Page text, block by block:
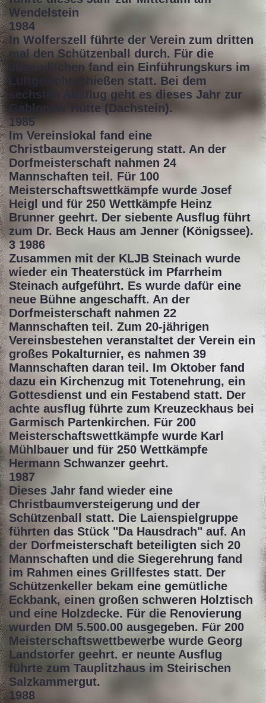
Wendelstein
1984
In Wolferszell führte der Verein zum dritten
mal den Schützenball durch. Für die
Jugendlichen fand ein Einführungskurs im
Luftgewehrschießen statt. Bei dem
sechsten Ausflug geht es dieses Jahr zur
Gablonzer Hütte (Dachstein).
1985
Im Vereinslokal fand eine
Christbaumversteigerung statt. An der
Dorfmeisterschaft nahmen 24
Mannschaften teil. Für 100
Meisterschaftswettkämpfe wurde Josef
Heigl und für 250 Wettkämpfe Heinz
Brunner geehrt. Der siebente Ausflug führt
zum Dr. Beck Haus am Jenner (Königssee).
3 1986
Zusammen mit der KLJB Steinach wurde
wieder ein Theaterstück im Pfarrheim
Steinach aufgeführt. Es wurde dafür eine
neue Bühne angeschafft. An der
Dorfmeisterschaft nahmen 22
Mannschaften teil. Zum 20-jährigen
Vereinsbestehen veranstaltet der Verein ein
großes Pokalturnier, es nahmen 39
Mannschaften daran teil. Im Oktober fand
dazu ein Kirchenzug mit Totenehrung, ein
Gottesdienst und ein Festabend statt. Der
achte ausflug führte zum Kreuzeckhaus bei
Garmisch Partenkirchen. Für 200
Meisterschaftswettkämpfe wurde Karl
Mühlbauer und für 250 Wettkämpfe
Hermann Schwanzer geehrt.
1987
Dieses Jahr fand wieder eine
Christbaumversteigerung und der
Schützenball statt. Die Laienspielgruppe
führten das Stück "Da Hausdrach" auf. An
der Dorfmeisterschaft beteiligten sich 20
Mannschaften und die Siegerehrung fand
im Rahmen eines Grillfestes statt. Der
Schützenkeller bekam eine gemütliche
Eckbank, einen großen schweren Holztisch
und eine Holzdecke. Für die Renovierung
wurden DM 5.500.00 ausgegeben. Für 200
Meisterschaftswettbewerbe wurde Georg
Landstorfer geehrt. er neunte Ausflug
führte zum Tauplitzhaus im Steirischen
Salzkammergut.
1988